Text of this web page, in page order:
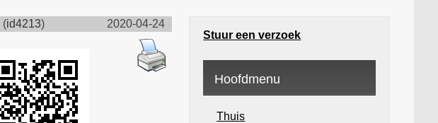
(id4213) 2020-04-24
Stuur een verzoek
Hoofdmenu
Thuis